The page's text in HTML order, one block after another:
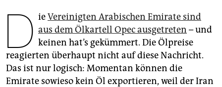
genossenschaft
epaper login
D ieVereinigten Arabischen Emirate sind
aus dem Ölkartell Opec ausgetreten – und
keinen hat’s gekümmert. Die Ölpreise
reagierten überhaupt nicht auf diese Nachricht.
Das ist nur logisch: Momentan können die
Emirate sowieso kein Öl exportieren, weil der Iran